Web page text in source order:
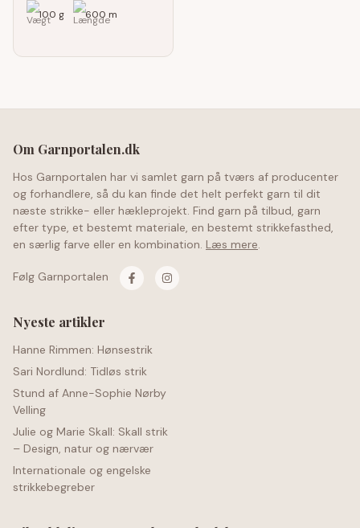
100 g
600 m
Om Garnportalen.dk
Hos Garnportalen har vi samlet garn på tværs af producenter
og forhandlere, så du kan finde det helt perfekt garn til dit
næste strikke- eller hækleprojekt. Find garn på tilbud, garn
efter type, et bestemt materiale, en bestemt strikkefasthed,
en særlig farve eller en kombination. Læs mere.
Følg Garnportalen
Nyeste artikler
Hanne Rimmen: Hønsestrik
Sari Nordlund: Tidløs strik
Stund af Anne-Sophie Nørby
Velling
Julie og Marie Skall: Skall strik
– Design, natur og nærvær
Internationale og engelske
strikkebegreber